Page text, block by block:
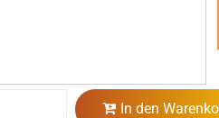
In den